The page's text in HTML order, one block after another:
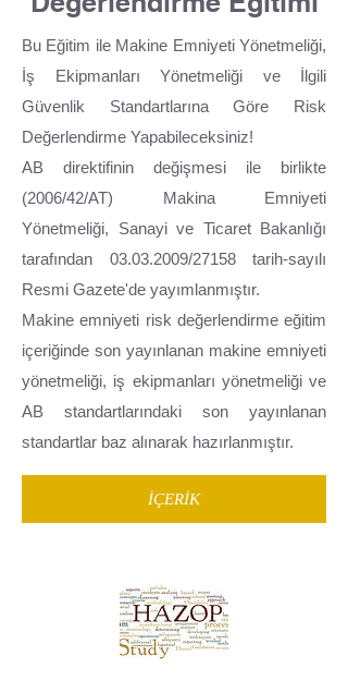
Bu Eğitim ile Makine Emniyeti Yönetmeliği,
İş Ekipmanları Yönetmeliği ve İlgili
Güvenlik Standartlarına Göre Risk
Değerlendirme Yapabileceksiniz!
AB direktifinin değişmesi ile birlikte
(2006/42/AT) Makina Emniyeti
Yönetmeliği, Sanayi ve Ticaret Bakanlığı
tarafından 03.03.2009/27158 tarih-sayılı
Resmi Gazete'de yayımlanmıştır.
Makine emniyeti risk değerlendirme eğitim
içeriğinde son yayınlanan makine emniyeti
yönetmeliği, iş ekipmanları yönetmeliği ve
AB standartlarındaki son yayınlanan
standartlar baz alınarak hazırlanmıştır.
İÇERİK